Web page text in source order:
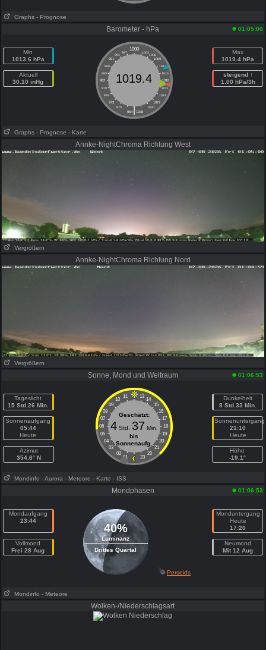
Graphs - Prognose
Barometer - hPa 01:05:00
Min
1013.6 hPa
Aktuell
30.10 inHg
1000
997 1003
994
1006
991
1009
988
1012
985
1015
982
1018
979
1021
976
1024
973
1027
970
1030
|
964 1036
1019.4
Max
1019.4 hPa
steigend ↑
1.00 hPa/3h
Graphs - Prognose - Karte
Annke-NightChroma Richtung West
Vergrößern
Annke-NightChroma Richtung Nord
Vergrößern
Sonne, Mond und Weltraum 01:06:53
Tageslicht
15 Std.26 Min.
Sonnenaufgang
05:44
Heute
Azimut
354.6° N
11 13
10
14
09
15
08
16
07
17
06
18
05
19
04
20
03
21
02
22
01 23
Geschätzt:
4Std. 37 Min.
bis
Sonnenaufg.
Dunkelheit
8 Std.33 Min.
Sonnenuntergang
21:10
Heute
Höhe
-19.1°
Mondinfo - Aurora - Meteore - Karte - ISS
Mondphasen 01:06:53
Mondaufgang
23:44
Vollmond
Frei 28 Aug
40%
Luminanz
Drittes Quartal
Monduntergang
Heute
17:20
Neumond
Mit 12 Aug
Perseids
Mondinfo - Meteore
Wolken-/Niederschlagsart